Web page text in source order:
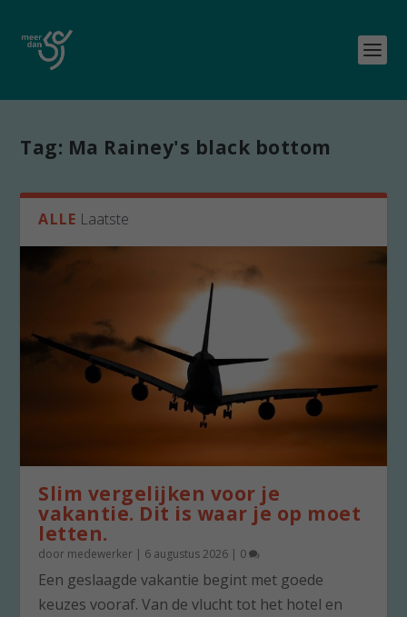
Tag: Ma Rainey's black bottom
ALLE Laatste
Slim vergelijken voor je
vakantie. Dit is waar je op moet
letten.
door medewerker | 6 augustus 2026 | 0
Een geslaagde vakantie begint met goede
keuzes vooraf. Van de vlucht tot het hotel en